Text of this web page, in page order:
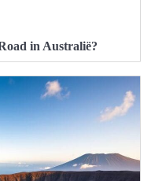
in Australië?